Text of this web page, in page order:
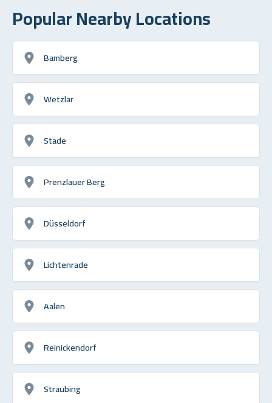
Popular Nearby Locations
Bamberg
Wetzlar
Stade
Prenzlauer Berg
Düsseldorf
Lichtenrade
Aalen
Reinickendorf
Straubing